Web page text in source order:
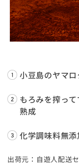
小豆島のヤマ
もろみを搾っ
熟成
化学調味料無
出荷元：自遊人配送